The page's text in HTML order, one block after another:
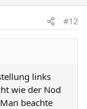
#12
links
wie der Nod
beachte